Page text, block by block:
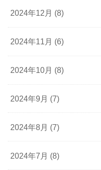
2024年12月 (8)
2024年11月 (6)
2024年10月 (8)
2024年9月 (7)
2024年8月 (7)
2024年7月 (8)